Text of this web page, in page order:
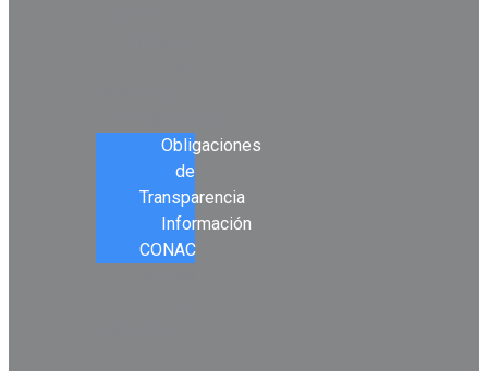
Obligaciones
de
Transparencia
Información
CONAC